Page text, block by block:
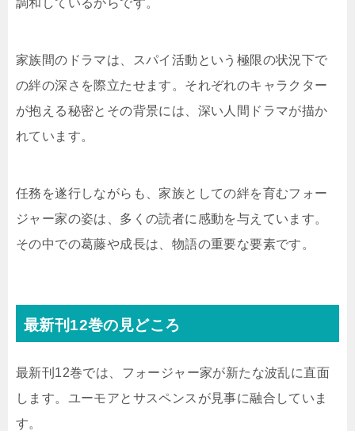
家族間のドラマは、スパイ活動という極限の状況下で
の絆の深さを際立たせます。それぞれのキャラクター
が抱える秘密とその背景には、深い人間ドラマが描か
れています。
任務を遂行しながらも、家族としての絆を育むフォー
ジャー家の姿は、多くの読者に感動を与えています。
その中での葛藤や成長は、物語の重要な要素です。
最新刊12巻の見どころ
最新刊12巻では、フォージャー家が新たな波乱に直面
します。ユーモアとサスペンスが見事に融合していま
す。